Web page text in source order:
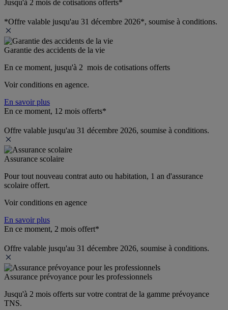
Jusqu'à 2 mois de cotisations offerts*
*Offre valable jusqu'au 31 décembre 2026*, soumise à conditions.
Garantie des accidents de la vie
En ce moment, jusqu'à 2  mois de cotisations offerts
Voir conditions en agence.
En savoir plus
En ce moment, 12 mois offerts*
Offre valable jusqu'au 31 décembre 2026, soumise à conditions.
Assurance scolaire
Pour tout nouveau contrat auto ou habitation, 1 an d'assurance
scolaire offert.
Voir conditions en agence
En savoir plus
En ce moment, 2 mois offert*
Offre valable jusqu'au 31 décembre 2026, soumise à conditions.
Assurance prévoyance pour les professionnels
Jusqu'à 2 mois offerts sur votre contrat de la gamme prévoyance
TNS.